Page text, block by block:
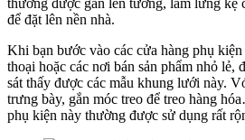
để đặt lên nền nhà.
Khi bạn bước vào các cửa hàng phụ
thoại hoặc các nơi bán sản phẩm nhỏ lẻ,
sát thấy được các mẫu khung lưới này.
trưng bày, gắn móc treo để treo hàng
phụ kiện này thường được sử dụng rất